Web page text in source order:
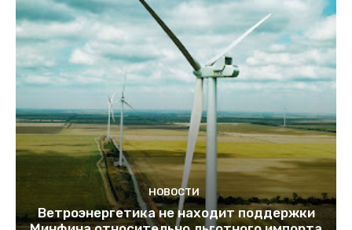
НОВОСТИ
Ветроэнергетика не находит поддержки